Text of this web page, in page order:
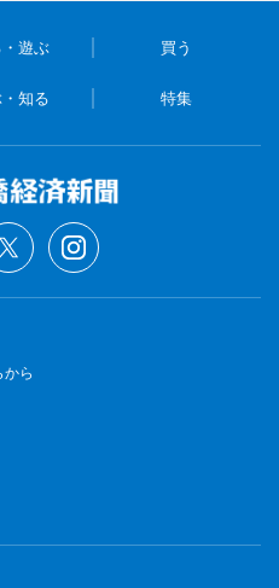
・遊ぶ 買う
知る 特集
ら